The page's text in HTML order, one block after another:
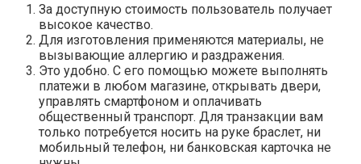
За доступную стоимость пользователь получает
высокое качество.
Для изготовления применяются материалы, не
вызывающие аллергию и раздражения.
Это удобно. С его помощью можете выполнять
платежи в любом магазине, открывать двери,
управлять смартфоном и оплачивать
общественный транспорт. Для транзакции вам
только потребуется носить на руке браслет, ни
мобильный телефон, ни банковская карточка не